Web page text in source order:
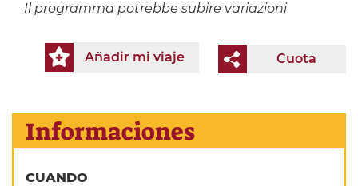
Il programma potrebbe subire variazioni
Cuota
Añadir mi viaje
Informaciones
CUANDO